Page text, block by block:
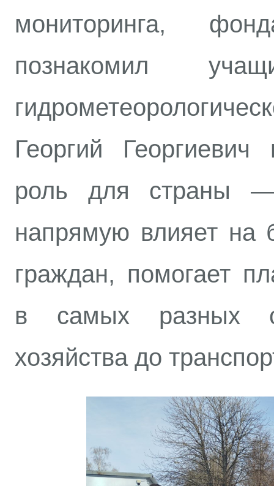
мониторинга,
познакомил
Георгий
роль для страны —
напрямую влияет на
граждан, помогает
в самых разных
хозяйства до